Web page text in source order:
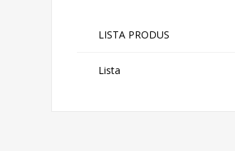
LISTA PRODUS
Lista